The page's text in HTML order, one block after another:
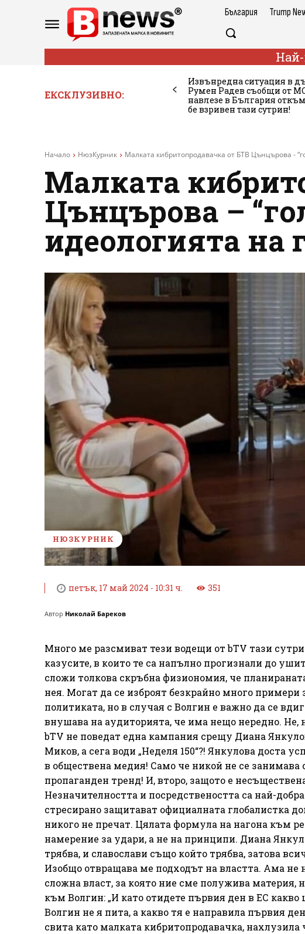
България Trump
ЕКСКЛУЗИВНО:
Извънредна ситуация в
Румен Радев съобщи от
навлезе в България
бе взривен тази сутрин!
Начало НюзКурник Малката кибритопродавачка от БТВ Цънцърова -
Малката
Цънцърова –
идеологията на
НЮЗКУРНИК
петък, 17 май 2024 - 10:31 ч. 351
Автор Николай Бареков
Много ме разсмиват тези водещи от bTV тази
казусите, в които те са напълно прогизнали до
сложи толкова скръбна физиономия, че
нея. Могат да се изброят безкрайно много
политиката, но в случая с Волгин е важно да се
внушава на аудиторията, че има нещо нередно.
bTV не поведат една кампания срещу Диана
Миков, а сега води „Неделя 150“?! Янкулова доста
в обществена медия! Само че никой не се занимава
пропаганден тренд! И, второ, защото е
Незначителността и посредствеността са най-
стресирано защитават официалната глобалистка
никого не пречат. Цялата формула на нагона към
намерение за удари, а не на принципи. Диана
трябва, и славослави също който трябва, затова
Изобщо отвращава ме подходът на властта. Ама
сложна власт, за която ние сме полужива материя,
към Волгин: „И като отидете първия ден в ЕС
Волгин не я пита, а какво тя е направила първия
свита като малката кибритопродавачка,